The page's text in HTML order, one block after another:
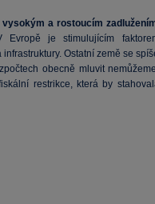
a rostoucím
je stimulujícím
Ostatní země se
obecně mluvit
restrikce, která by